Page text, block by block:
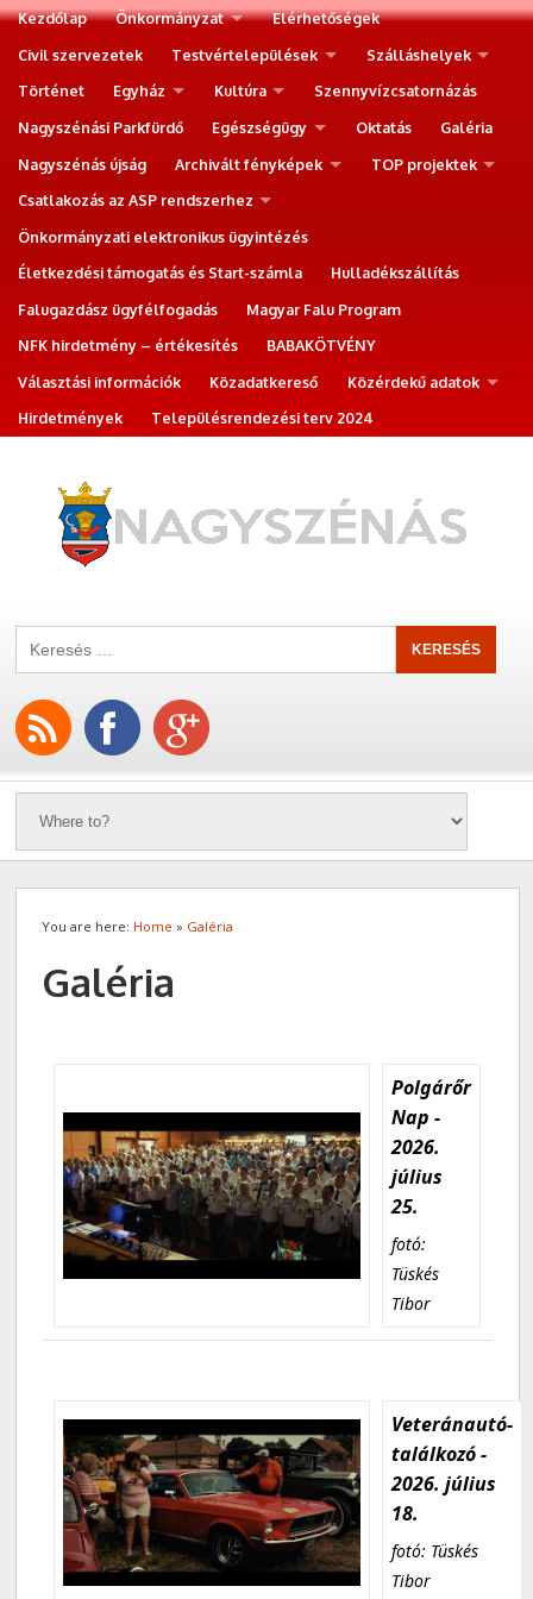
Kezdőlap Önkormányzat
Elérhetőségek
Civil szervezetek
Testvértelepülések
Szálláshelyek
Történet
Egyház Kultúra
Szennyvízcsatornázás
Nagyszénási Parkfürdő
Egészségügy Oktatás
Galéria
Nagyszénás újság
Archivált fényképek
TOP projektek
Csatlakozás az ASP rendszerhez
Önkormányzati elektronikus ügyintézés
Életkezdési támogatás és Start-számla
Hulladékszállítás
Falugazdász ügyfélfogadás
Magyar Falu Program
NFK hirdetmény – értékesítés
BABAKÖTVÉNY
Választási információk
Közadatkereső
Közérdekű adatok
Hirdetmények
Településrendezési terv 2024
You are here: Home » Galéria
Galéria
Polgárőr
Nap -
2026.
július
25.
fotó:
Tüskés
Tibor
Veteránautó-
találkozó -
2026. július
18.
fotó: Tüskés
Tibor